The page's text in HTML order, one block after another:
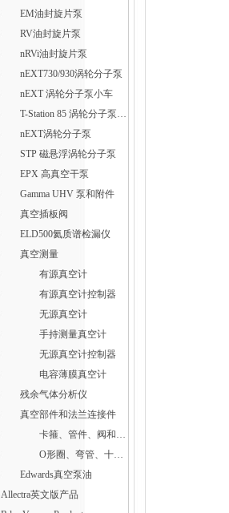
EM油封旋片泵
RV油封旋片泵
nRVi油封旋片泵
nEXT730/930涡轮分子泵
nEXT 涡轮分子泵小车
nEXT涡轮分子泵
STP 磁悬浮涡轮分子泵
EPX 高真空干泵
Gamma UHV 泵和附件
真空插板阀
ELD500氦质谱检漏仪
真空测量
有源真空计
有源真空计控制器
无源真空计
手持测量真空计
无源真空计控制器
电容薄膜真空计
残余气体分析仪
真空部件和法兰连接件
Edwards真空泵油
Allectra英文版产品